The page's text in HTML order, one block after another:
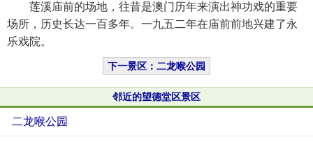
莲溪庙前的场地，往昔是澳门历年来演出神功戏的重要
场所，历史长达一百多年。一九五二年在庙前前地兴建了永
乐戏院。
下一景区：二龙喉公园
邻近的望德堂区景区
二龙喉公园